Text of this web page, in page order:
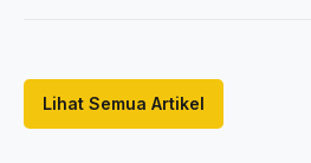
Lihat Semua Artikel